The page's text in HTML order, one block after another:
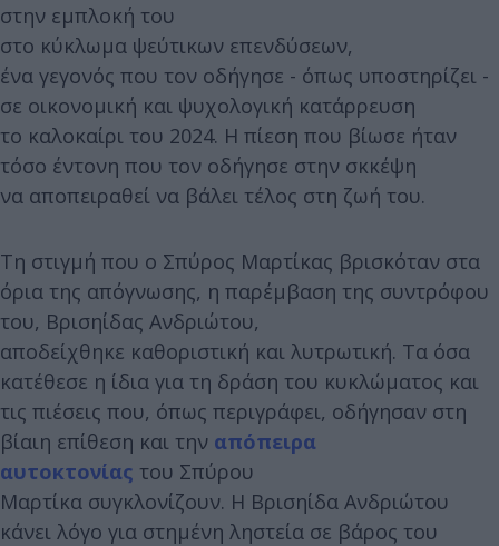
στην εμπλοκή του
στο κύκλωμα ψεύτικων επενδύσεων,
ένα γεγονός που τον οδήγησε - όπως υποστηρίζει -
σε οικονομική και ψυχολογική κατάρρευση
το καλοκαίρι του 2024. Η πίεση που βίωσε ήταν
τόσο έντονη που τον οδήγησε στην σκκέψη
να αποπειραθεί να βάλει τέλος στη ζωή του.
Τη στιγμή που ο Σπύρος Μαρτίκας βρισκόταν στα
όρια της απόγνωσης, η παρέμβαση της συντρόφου
του, Βρισηίδας Ανδριώτου,
αποδείχθηκε καθοριστική και λυτρωτική. Τα όσα
κατέθεσε η ίδια για τη δράση του κυκλώματος και
τις πιέσεις που, όπως περιγράφει, οδήγησαν στη
βίαιη επίθεση και την απόπειρα
αυτοκτονίας του Σπύρου
Μαρτίκα συγκλονίζουν. Η Βρισηίδα Ανδριώτου
κάνει λόγο για στημένη ληστεία σε βάρος του